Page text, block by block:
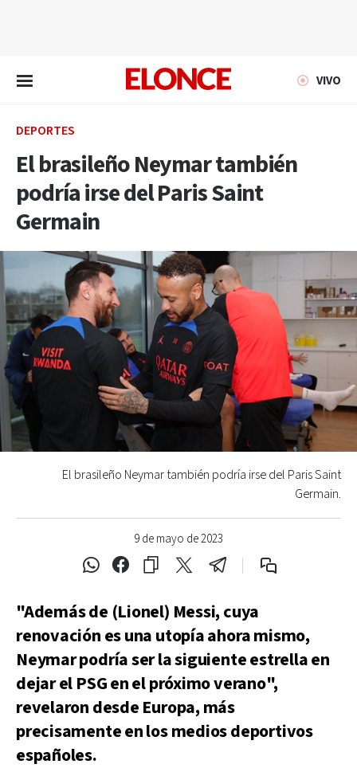
VIVO
DEPORTES
El brasileño Neymar también
podría irse del Paris Saint
Germain
9 de mayo de 2023
El brasileño Neymar también podría irse del Paris Saint
Germain.
"Además de (Lionel) Messi, cuya
renovación es una utopía ahora mismo,
Neymar podría ser la siguiente estrella en
dejar el PSG en el próximo verano",
revelaron desde Europa, más
precisamente en los medios deportivos
españoles.